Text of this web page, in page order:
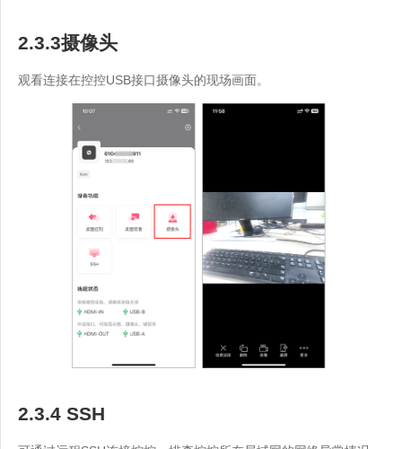
2.3.3摄像头
观看连接在控控USB接口摄像头的现场画面。
2.3.4 SSH